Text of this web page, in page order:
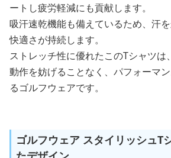
ートし疲労軽減にも貢献します。
吸汗速乾機能も備えているため、汗
快適さが持続します。
ストレッチ性に優れたこのTシャツは
動作を妨げることなく、パフォーマ
るゴルフウェアです。
ゴルフウェア スタイリッシュT